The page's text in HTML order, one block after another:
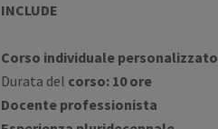
INCLUDE
Corso individuale personalizzato
Durata del corso: 10 ore
Docente professionista